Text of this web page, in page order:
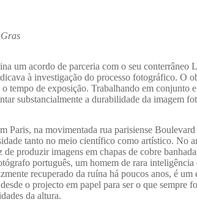
um acordo de parceria com o seu
à investigação do processo fotográfico. O
tempo de exposição. Trabalhando em
substancialmente a durabilidade da imagem
Paris, na movimentada rua parisiense
tanto no meio científico como artístico. No
produzir imagens em chapas de cobre
português, um homem de rara
recuperado da ruína há poucos anos, é
o projecto em papel para ser o que
da altura.